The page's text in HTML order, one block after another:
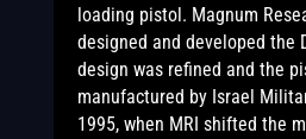
loading pistol. Magnum
designed and developed the
design was refined and the
manufactured by Israel
1995, when MRI shifted the